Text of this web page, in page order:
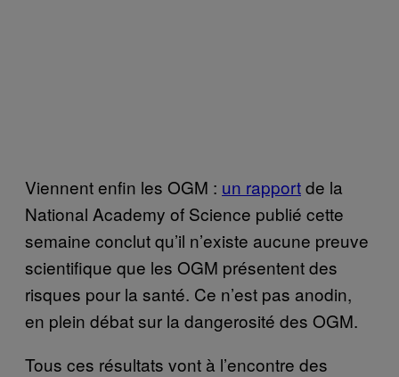
Viennent enfin les OGM : un rapportde la
National Academy of Science publié cette
semaine conclut qu’il n’existe aucune preuve
scientifique que les OGM présentent des
risques pour la santé. Ce n’est pas anodin,
en plein débat sur la dangerosité des OGM.
Tous ces résultats vont à l’encontre des